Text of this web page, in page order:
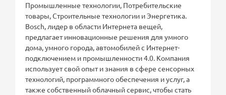
Промышленные технологии, Потребительские
товары, Строительные технологии и Энергетика.
Bosch, лидер в области Интернета вещей,
предлагает инновационные решения для умного
дома, умного города, автомобилей с Интернет-
подключением и промышленности 4.0. Компания
использует свой опыт и знания в сфере сенсорных
технологий, программного обеспечения и услуг, а
также собственный облачный сервис, чтобы стать